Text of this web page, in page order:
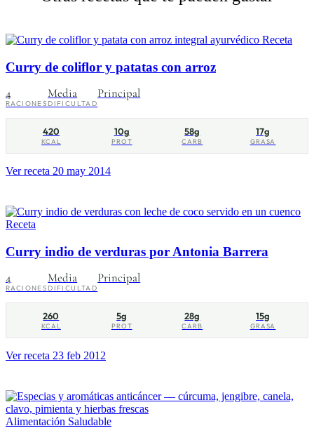
Receta
Curry de coliflor y patatas con arroz
4
RACIONES
Media
DIFICULTAD
Principal
420
KCAL
10g
PROT
58g
CARB
17g
GRASA
Ver receta 20 may 2014
Receta
Curry indio de verduras por Antonia Barrera
4
RACIONES
Media
DIFICULTAD
Principal
260
KCAL
5g
PROT
28g
CARB
15g
GRASA
Ver receta 23 feb 2012
Alimentación Saludable